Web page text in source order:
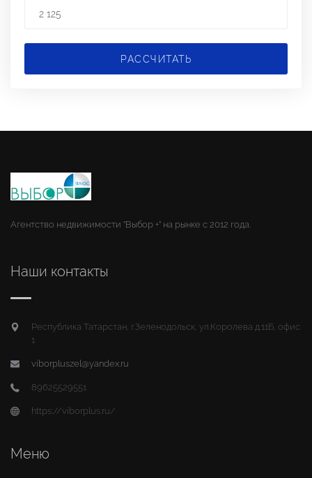
РАССЧИТАТЬ
Агентство недвижимости "Выбор +" на рынке с 2012 года.
Наши контакты
Республика Татарстан, г.Зеленодольск, ул.Королева д.11Б, офис
1
viborpluszel@yandex.ru
89625529551
https://viborplus.ru/
Меню